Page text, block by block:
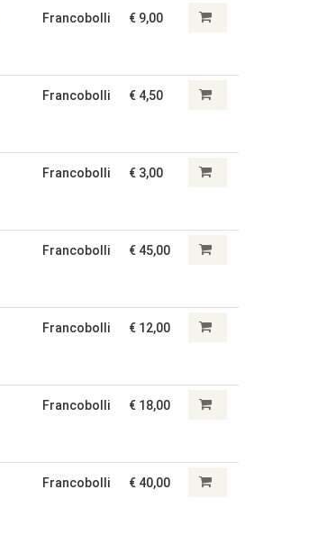
Francobolli € 9,00
Francobolli € 4,50
Francobolli € 3,00
Francobolli € 45,00
Francobolli € 12,00
Francobolli € 18,00
Francobolli € 40,00